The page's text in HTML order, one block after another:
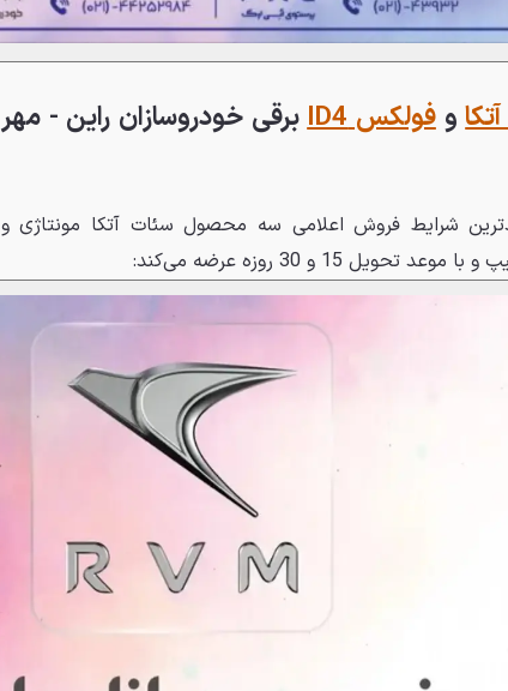
وفولکس ID4
برقی خودروسازان راین - مهر
شرایط فروش اعلامی سه محصول سئات آتکا مونتاژی و